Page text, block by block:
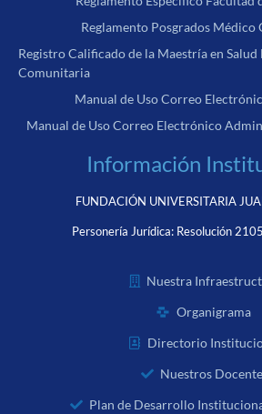
Reglamento Posgrados
Registro Calificado de la Maestría en
Comunitaria
Manual de Uso Correo
Manual de Uso Correo Electrónico
Información
FUNDACIÓN UNIVERSITARIA
Personería Jurídica: Resolución
Nuestra
Organigrama
Directorio
Nuestros
Plan de Desarrollo